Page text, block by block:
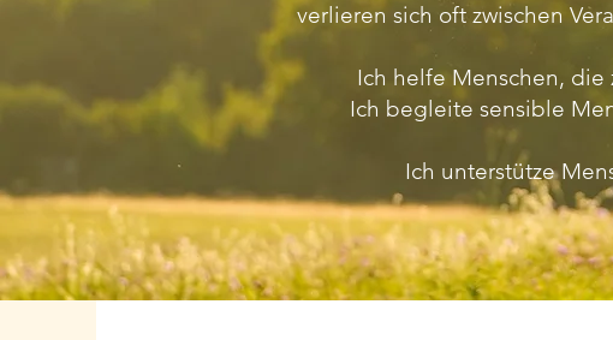
verlieren sich oft zwischen
Ich helfe Menschen, die
Ich begleite sensible
Ich unterstütze